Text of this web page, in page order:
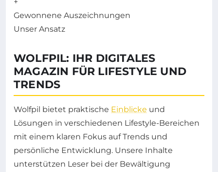
Gewonnene Auszeichnungen
Unser Ansatz
WOLFPIL: IHR DIGITALES
MAGAZIN FÜR LIFESTYLE UND
TRENDS
Wolfpil bietet praktische Einblicke und
Lösungen in verschiedenen Lifestyle-Bereichen
mit einem klaren Fokus auf Trends und
persönliche Entwicklung. Unsere Inhalte
unterstützen Leser bei der Bewältigung